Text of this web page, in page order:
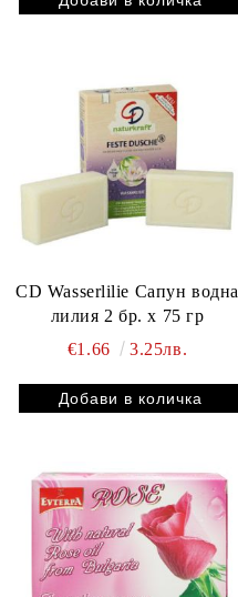
CD Wasserlilie Сапун водна
лилия 2 бр. x 75 гр
€1.66
3.25лв.